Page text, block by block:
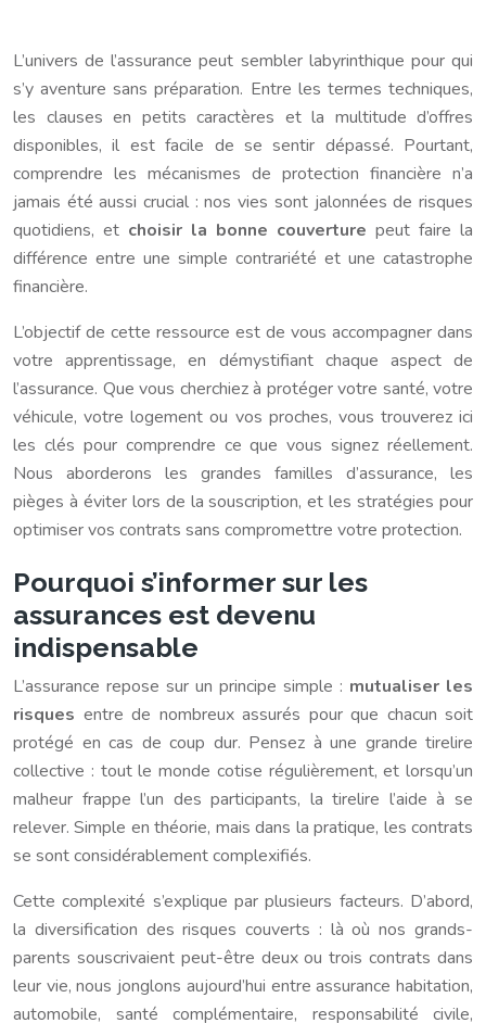
L’univers de l’assurance peut sembler labyrinthique pour qui
s’y aventure sans préparation. Entre les termes techniques,
les clauses en petits caractères et la multitude d’offres
disponibles, il est facile de se sentir dépassé. Pourtant,
comprendre les mécanismes de protection financière n’a
jamais été aussi crucial : nos vies sont jalonnées de risques
quotidiens, et choisir la bonne couverture peut faire la
différence entre une simple contrariété et une catastrophe
financière.
L’objectif de cette ressource est de vous accompagner dans
votre apprentissage, en démystifiant chaque aspect de
l’assurance. Que vous cherchiez à protéger votre santé, votre
véhicule, votre logement ou vos proches, vous trouverez ici
les clés pour comprendre ce que vous signez réellement.
Nous aborderons les grandes familles d’assurance, les
pièges à éviter lors de la souscription, et les stratégies pour
optimiser vos contrats sans compromettre votre protection.
Pourquoi s’informer sur les
assurances est devenu
indispensable
L’assurance repose sur un principe simple : mutualiser les
risques entre de nombreux assurés pour que chacun soit
protégé en cas de coup dur. Pensez à une grande tirelire
collective : tout le monde cotise régulièrement, et lorsqu’un
malheur frappe l’un des participants, la tirelire l’aide à se
relever. Simple en théorie, mais dans la pratique, les contrats
se sont considérablement complexifiés.
Cette complexité s’explique par plusieurs facteurs. D’abord,
la diversification des risques couverts : là où nos grands-
parents souscrivaient peut-être deux ou trois contrats dans
leur vie, nous jonglons aujourd’hui entre assurance habitation,
automobile, santé complémentaire, responsabilité civile,